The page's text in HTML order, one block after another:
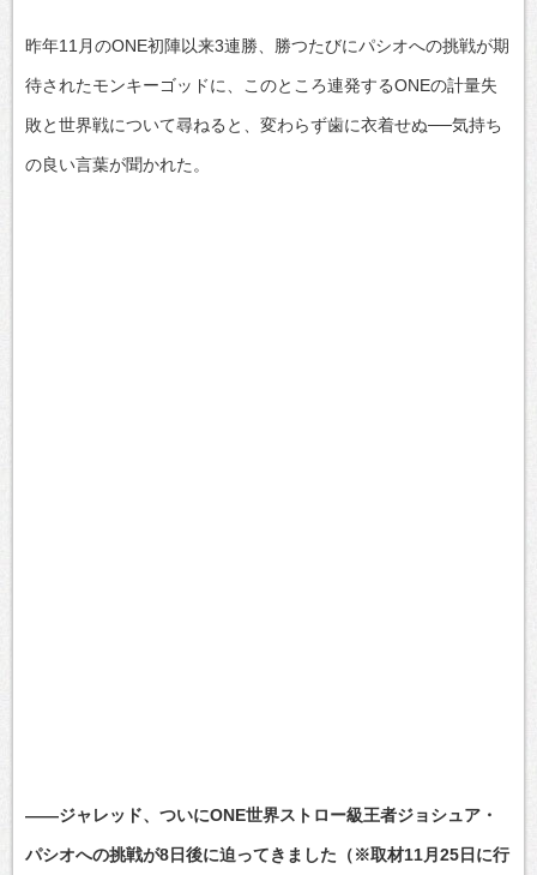
昨年11月のONE初陣以来3連勝、勝つたびにパシオへの挑戦が期
待されたモンキーゴッドに、このところ連発するONEの計量失
敗と世界戦について尋ねると、変わらず歯に衣着せぬ──気持ち
の良い言葉が聞かれた。
――ジャレッド、ついにONE世界ストロー級王者ジョシュア・
パシオへの挑戦が8日後に迫ってきました（※取材11月25日に行